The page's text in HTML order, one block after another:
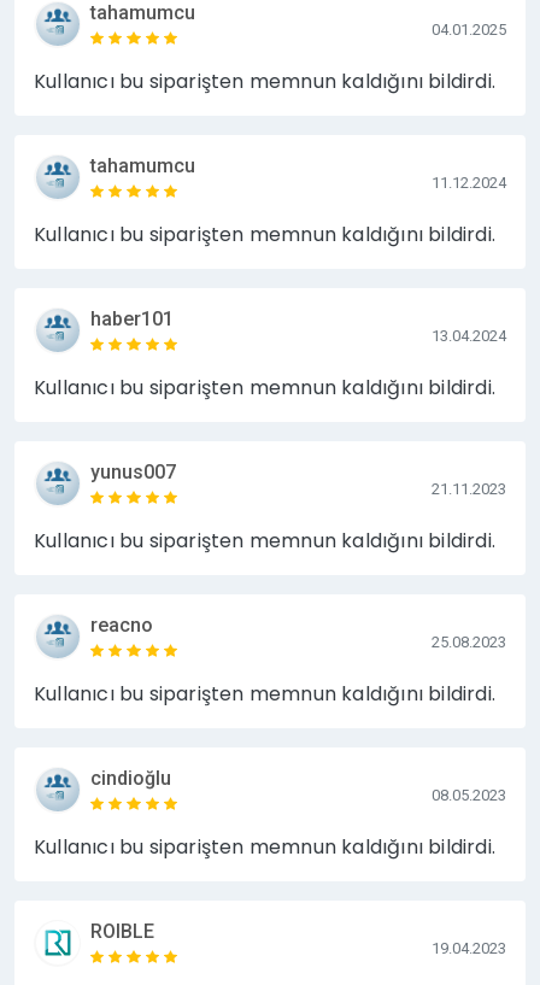
tahamumcu
04.01.2025
Kullanıcı bu siparişten memnun kaldığını bildirdi.
tahamumcu
11.12.2024
Kullanıcı bu siparişten memnun kaldığını bildirdi.
haber101
13.04.2024
Kullanıcı bu siparişten memnun kaldığını bildirdi.
yunus007
21.11.2023
Kullanıcı bu siparişten memnun kaldığını bildirdi.
reacno
25.08.2023
Kullanıcı bu siparişten memnun kaldığını bildirdi.
cindioğlu
08.05.2023
Kullanıcı bu siparişten memnun kaldığını bildirdi.
ROIBLE
19.04.2023